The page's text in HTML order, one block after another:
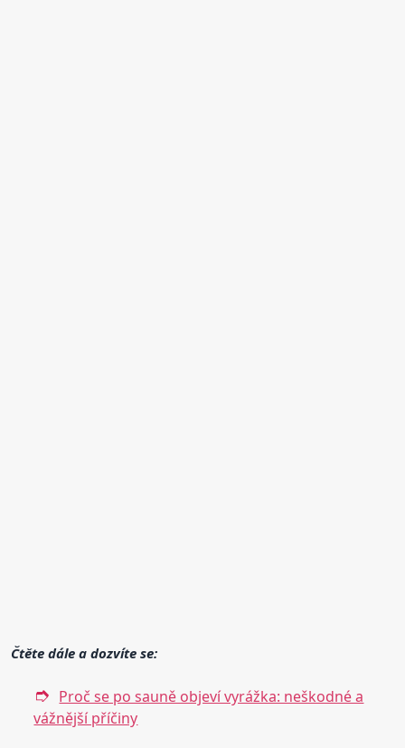
Čtěte dále a dozvíte se:
Proč se po sauně objeví vyrážka: neškodné a
vážnější příčiny